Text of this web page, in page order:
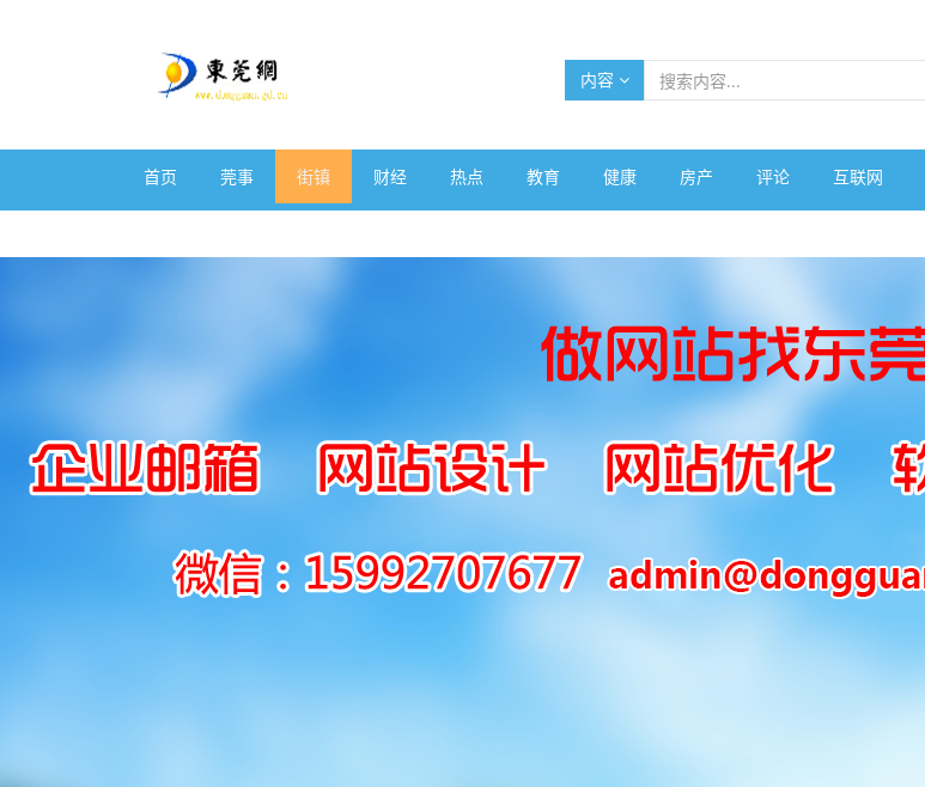
内容
首页 莞事 街镇 财经 热点 教育 健康 房产 评论 互联网